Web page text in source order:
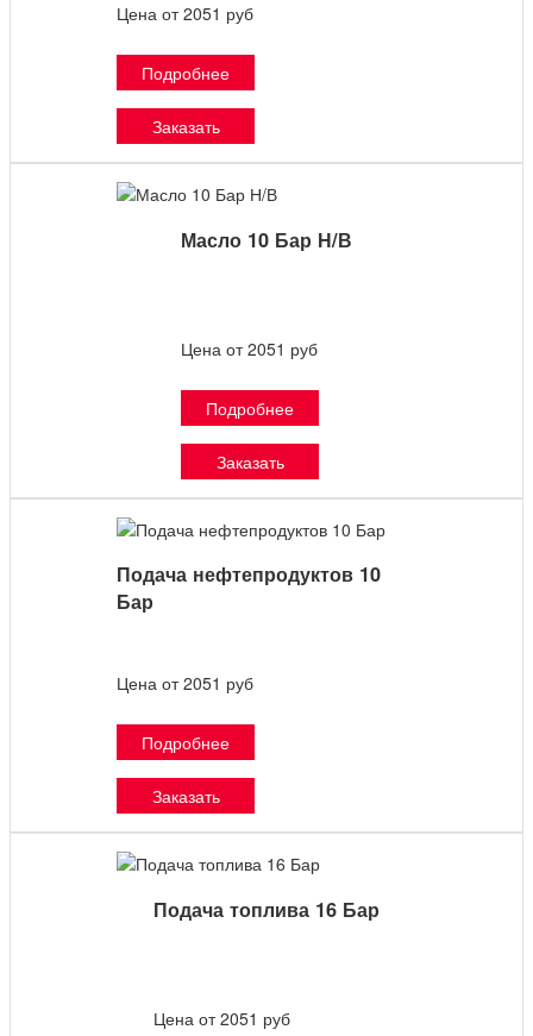
Цена от 2051 руб
Подробнее
Заказать
Масло 10 Бар Н/В
Цена от 2051 руб
Подробнее
Заказать
Подача нефтепродуктов 10
Бар
Цена от 2051 руб
Подробнее
Заказать
Подача топлива 16 Бар
Цена от 2051 руб